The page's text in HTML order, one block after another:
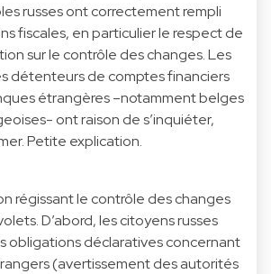
russes ont correctement rempli
fiscales, en particulier le respect de
sur le contrôle des changes. Les
détenteurs de comptes financiers
étrangères –notamment belges
ont raison de s’inquiéter,
Petite explication.
régissant le contrôle des changes
D’abord, les citoyens russes
obligations déclaratives concernant
(avertissement des autorités